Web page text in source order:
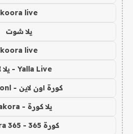
koora live
يلا شوت
koora live
Yalla Live - يلا لايف
كورة اون لاين - koora onl
يلا كورة - yallakora
كورة 365 - kooora 365